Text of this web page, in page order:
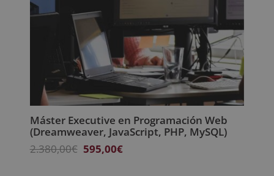
Máster Executive en Programación Web
(Dreamweaver, JavaScript, PHP, MySQL)
2.380,00€ El
595,00€El